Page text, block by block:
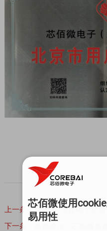
上一条：新闻 |芯佰微电子获得
下一条：
芯佰微使用
易用性